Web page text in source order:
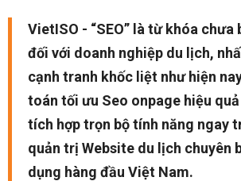
VietISO - “SEO” là từ khóa
đối với doanh nghiệp du lịch,
cạnh tranh khốc liệt như hiện
toán tối ưu Seo onpage hiệu
tích hợp trọn bộ tính năng ngay
quản trị Website du lịch chuyên
dụng hàng đầu Việt Nam.